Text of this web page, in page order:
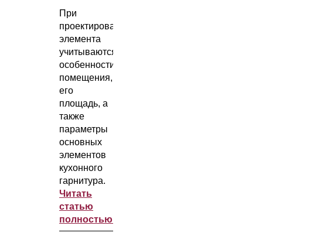
При
проектировании
элемента
учитываются
особенности
помещения,
его
площадь, а
также
параметры
основных
элементов
кухонного
гарнитура.
Читать
статью
полностью...